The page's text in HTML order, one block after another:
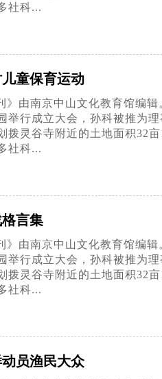
社科...
童保育运动
》由南京中山文化教育馆编
举行成立大会，孙科被推为
拨灵谷寺附近的土地面积32
社科...
格言集
》由南京中山文化教育馆编
举行成立大会，孙科被推为
拨灵谷寺附近的土地面积32
社科...
员渔民大众